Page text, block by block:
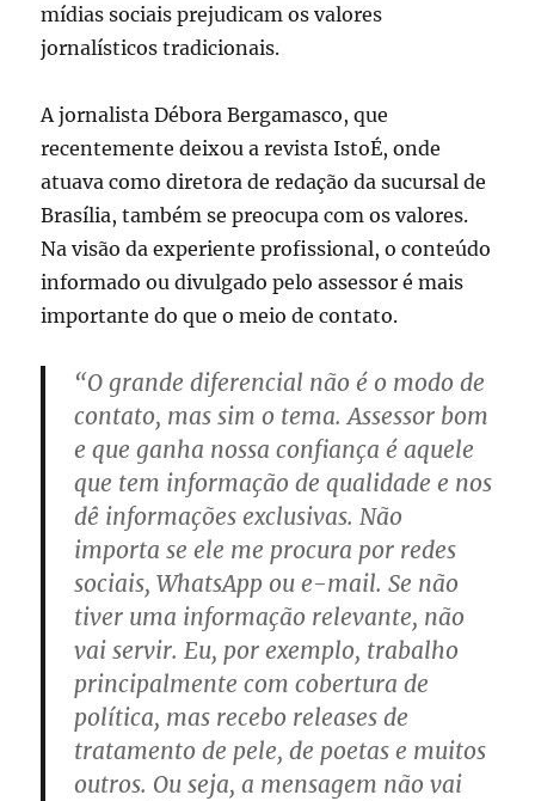
mídias sociais prejudicam os valores
jornalísticos tradicionais.
A jornalista Débora Bergamasco, que
recentemente deixou a revista IstoÉ, onde
atuava como diretora de redação da sucursal de
Brasília, também se preocupa com os valores.
Na visão da experiente profissional, o conteúdo
informado ou divulgado pelo assessor é mais
importante do que o meio de contato.
“O grande diferencial não é o modo de
contato, mas sim o tema. Assessor bom
e que ganha nossa confiança é aquele
que tem informação de qualidade e nos
dê informações exclusivas. Não
importa se ele me procura por redes
sociais, WhatsApp ou e-mail. Se não
tiver uma informação relevante, não
vai servir. Eu, por exemplo, trabalho
principalmente com cobertura de
política, mas recebo releases de
tratamento de pele, de poetas e muitos
outros. Ou seja, a mensagem não vai